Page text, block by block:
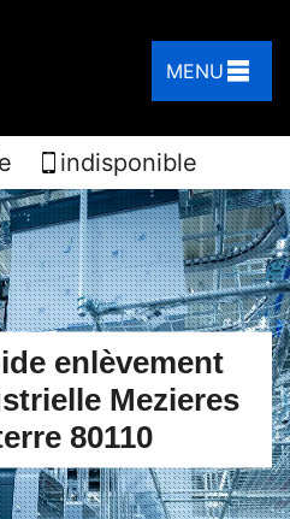
MENU
indisponible
enlèvement
Mezieres
80110